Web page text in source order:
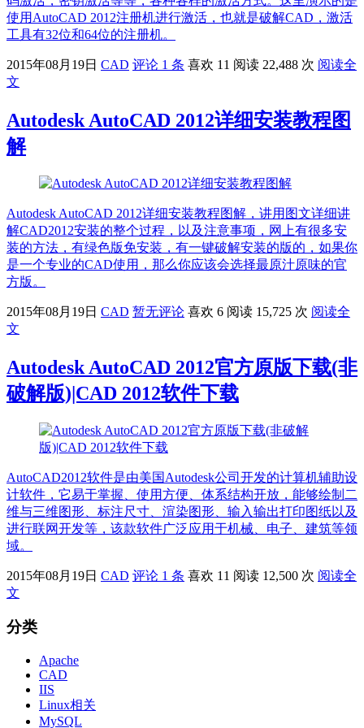
使用AutoCAD 2012注册机进行激活，也就是破解CAD，激活
工具有32位和64位的注册机。
2015年08月19日 CAD 评论 1 条 喜欢 11 阅读 22,488 次 阅读全
文
Autodesk AutoCAD 2012详细安装教程图
解
Autodesk AutoCAD 2012详细安装教程图解，讲用图文详细讲
解CAD2012安装的整个过程，以及注意事项，网上有很多安
装的方法，有绿色版免安装，有一键破解安装的版的，如果你
是一个专业的CAD使用，那么你应该会选择最原汁原味的官
方版。
2015年08月19日 CAD 暂无评论 喜欢 6 阅读 15,725 次 阅读全
文
Autodesk AutoCAD 2012官方原版下载(非
破解版)|CAD 2012软件下载
AutoCAD2012软件是由美国Autodesk公司开发的计算机辅助设
计软件，它易于掌握、使用方便、体系结构开放，能够绘制二
维与三维图形、标注尺寸、渲染图形、输入输出打印图纸以及
进行联网开发等，该款软件广泛应用于机械、电子、建筑等领
域。
2015年08月19日 CAD 评论 1 条 喜欢 11 阅读 12,500 次 阅读全
文
分类
Apache
CAD
IIS
Linux相关
MySQL